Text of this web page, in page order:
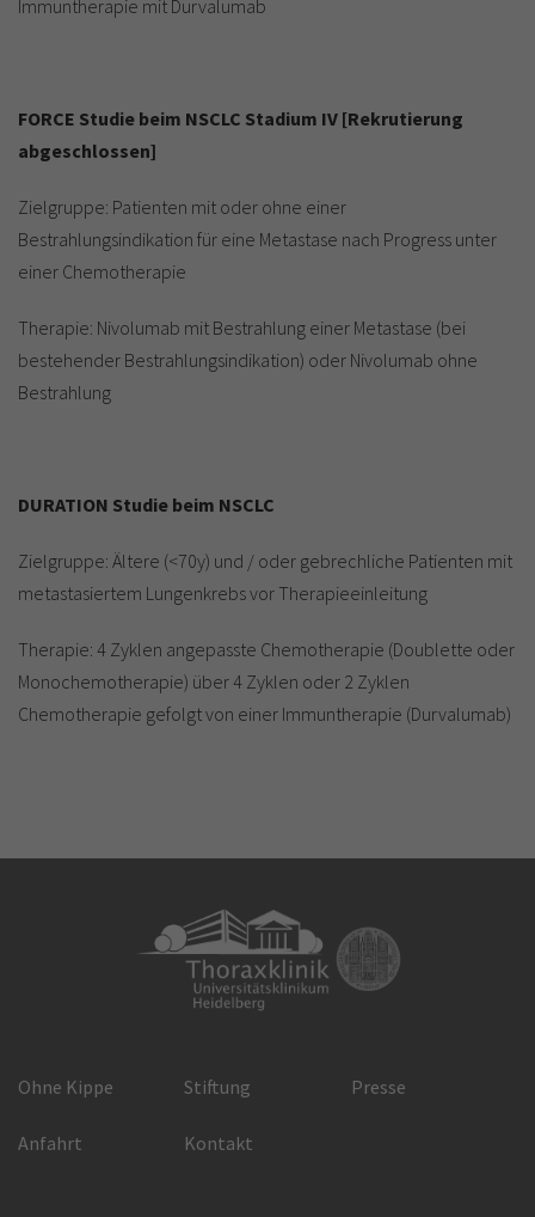
Immuntherapie mit Durvalumab
FORCE Studie beim NSCLC Stadium IV [Rekrutierung
abgeschlossen]
Zielgruppe: Patienten mit oder ohne einer
Bestrahlungsindikation für eine Metastase nach Progress unter
einer Chemotherapie
Therapie: Nivolumab mit Bestrahlung einer Metastase (bei
bestehender Bestrahlungsindikation) oder Nivolumab ohne
Bestrahlung
DURATION Studie beim NSCLC
Zielgruppe: Ältere (<70y) und / oder gebrechliche Patienten mit
metastasiertem Lungenkrebs vor Therapieeinleitung
Therapie: 4 Zyklen angepasste Chemotherapie (Doublette oder
Monochemotherapie) über 4 Zyklen oder 2 Zyklen
Chemotherapie gefolgt von einer Immuntherapie (Durvalumab)
Ohne Kippe Stiftung Presse
Anfahrt Kontakt